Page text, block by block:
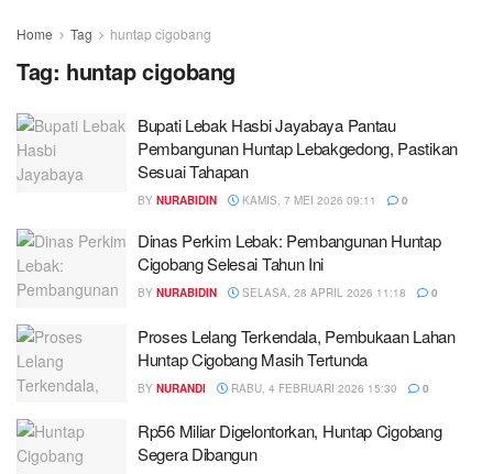
Home Tag huntap cigobang
Tag: huntap cigobang
Bupati Lebak Hasbi Jayabaya Pantau
Pembangunan Huntap Lebakgedong, Pastikan
Sesuai Tahapan
BY NURABIDIN KAMIS, 7 MEI 2026 09:11 0
Dinas Perkim Lebak: Pembangunan Huntap
Cigobang Selesai Tahun Ini
BY NURABIDIN SELASA, 28 APRIL 2026 11:18 0
Proses Lelang Terkendala, Pembukaan Lahan
Huntap Cigobang Masih Tertunda
BY NURANDI RABU, 4 FEBRUARI 2026 15:30 0
Rp56 Miliar Digelontorkan, Huntap Cigobang
Segera Dibangun